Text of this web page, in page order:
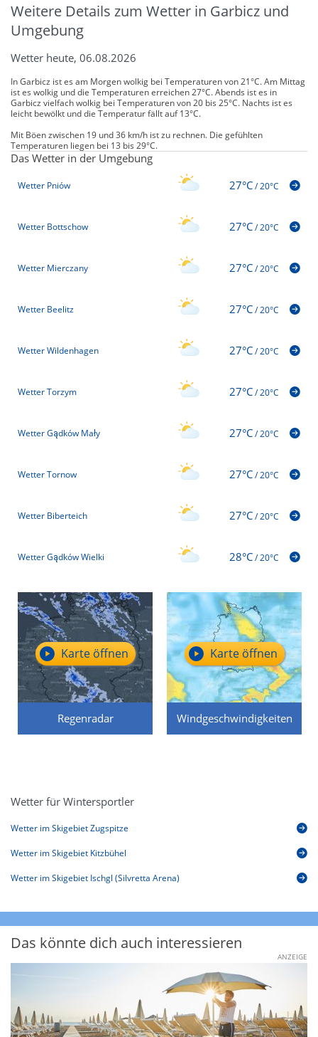
Weitere Details zum Wetter in Garbicz und
Umgebung
Wetter heute, 06.08.2026
In Garbicz ist es am Morgen wolkig bei Temperaturen von 21°C. Am Mittag
ist es wolkig und die Temperaturen erreichen 27°C. Abends ist es in
Garbicz vielfach wolkig bei Temperaturen von 20 bis 25°C. Nachts ist es
leicht bewölkt und die Temperatur fällt auf 13°C.
Mit Böen zwischen 19 und 36 km/h ist zu rechnen. Die gefühlten
Temperaturen liegen bei 13 bis 29°C.
Das Wetter in der Umgebung
Wetter Pniów 27°C/20°C
Wetter Bottschow 27°C/20°C
Wetter Mierczany 27°C/20°C
Wetter Beelitz 27°C/20°C
Wetter Wildenhagen 27°C/20°C
Wetter Torzym 27°C/20°C
Wetter Gądków Mały 27°C/20°C
Wetter Tornow 27°C/20°C
Wetter Biberteich 27°C/20°C
Wetter Gądków Wielki 28°C/20°C
Regenradar
Karte öffnen
Windgeschwindigkeiten
Karte öffnen
Wetter für Wintersportler
Wetter im Skigebiet Zugspitze
Wetter im Skigebiet Kitzbühel
Wetter im Skigebiet Ischgl (Silvretta Arena)
Das könnte dich auch interessieren
ANZEIGE